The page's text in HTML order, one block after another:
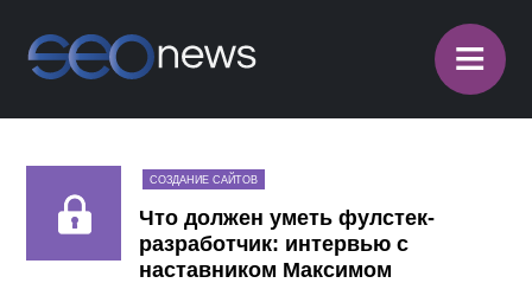
≡
СОЗДАНИЕ САЙТОВ
Что должен уметь фулстек-
разработчик: интервью с
наставником Максимом